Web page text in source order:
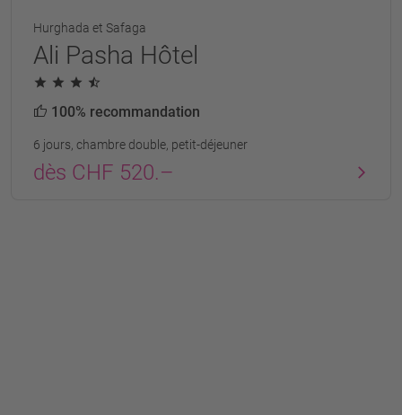
Hurghada et Safaga
Ali Pasha Hôtel
100% recommandation
6 jours, chambre double, petit-déjeuner
dès CHF 520.–